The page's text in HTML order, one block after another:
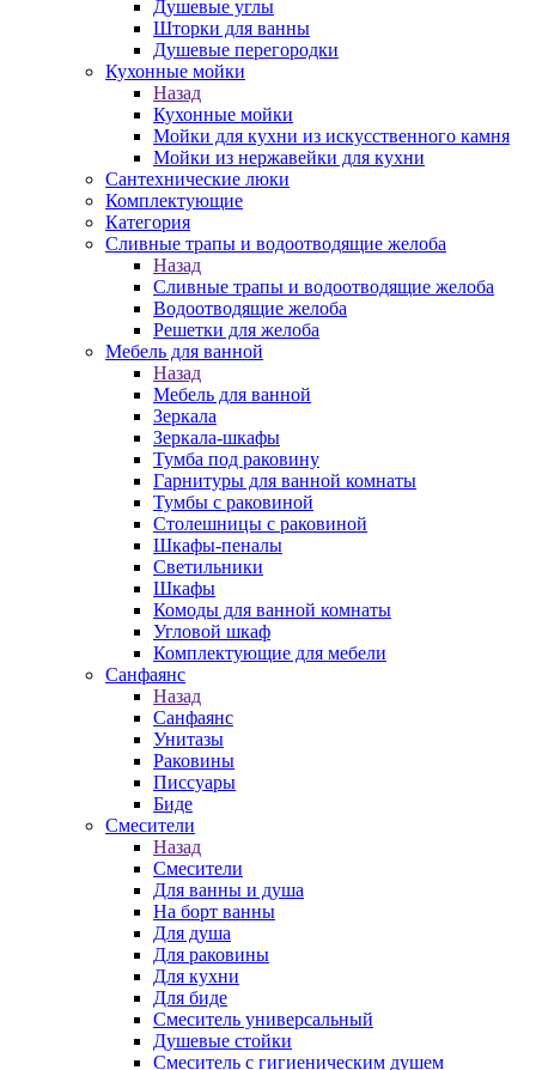
Душевые углы
Шторки для ванны
Душевые перегородки
Кухонные мойки
Назад
Кухонные мойки
Мойки для кухни из искусственного камня
Мойки из нержавейки для кухни
Сантехнические люки
Комплектующие
Категория
Cливные трапы и водоотводящие желоба
Назад
Cливные трапы и водоотводящие желоба
Водоотводящие желоба
Решетки для желоба
Мебель для ванной
Назад
Мебель для ванной
Зеркала
Зеркала-шкафы
Тумба под раковину
Гарнитуры для ванной комнаты
Тумбы с раковиной
Столешницы с раковиной
Шкафы-пеналы
Светильники
Шкафы
Комоды для ванной комнаты
Угловой шкаф
Комплектующие для мебели
Санфаянс
Назад
Санфаянс
Унитазы
Раковины
Писсуары
Биде
Смесители
Назад
Смесители
Для ванны и душа
На борт ванны
Для душа
Для раковины
Для кухни
Для биде
Смеситель универсальный
Душевые стойки
Смеситель с гигиеническим душем